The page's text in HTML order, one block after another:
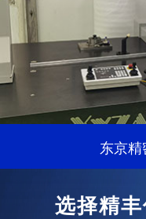
东京精
选择精